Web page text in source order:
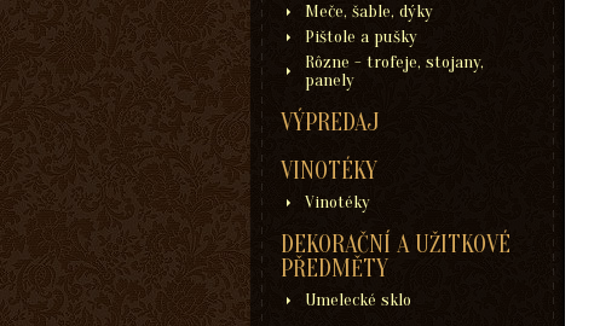
Meče, šable, dýky
Pištole a pušky
Rôzne - trofeje, stojany,
panely
VÝPREDAJ
VINOTÉKY
Vinotéky
DEKORAČNÍ A UŽITKOVÉ
PŘEDMĚTY
Umelecké sklo